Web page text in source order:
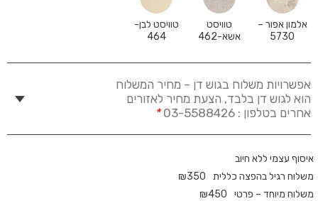
אלמון אפור –
5730
טוויסט
אשא-462
טוויסט לבן-
464
אפשרויות משלוח בגוש דן – מחיר המשלוח
הוא לגוש דן בלבד, הצעת מחיר לאזורים
אחרים בטלפון : 03-5588426
*
איסוף עצמי ללא חיוב
משלוח רגיל בהפצה כללית
₪350
משלוח מיוחד – פרטי
₪450